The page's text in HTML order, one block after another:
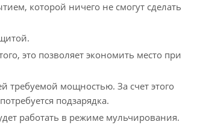
которой ничего не смогут сделать
это позволяет экономить место при
требуемой мощностью. За счет этого
подзарядка.
работать в режиме мульчирования.